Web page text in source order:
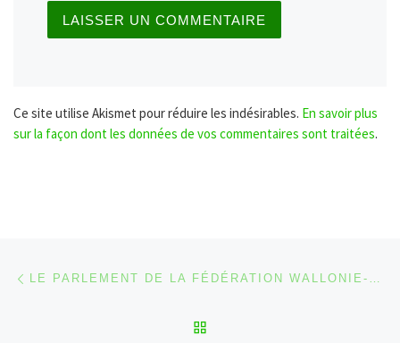
Ce site utilise Akismet pour réduire les indésirables. En savoir plus
sur la façon dont les données de vos commentaires sont traitées.
Parcourir les articles LE PARLEMENT DE LA FÉDÉRATION WALLONIE-BRUXELLES ORGANISE SON 41E PRIX LITTÉRAIRE